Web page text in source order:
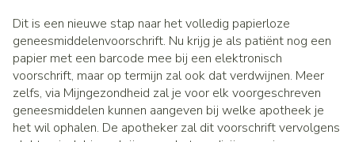
Dit is een nieuwe stap naar het volledig papierloze
geneesmiddelenvoorschrift. Nu krijg je als patiënt nog een
papier met een barcode mee bij een elektronisch
voorschrift, maar op termijn zal ook dat verdwijnen. Meer
zelfs, via Mijngezondheid zal je voor elk voorgeschreven
geneesmiddelen kunnen aangeven bij welke apotheek je
het wil ophalen. De apotheker zal dit voorschrift vervolgens